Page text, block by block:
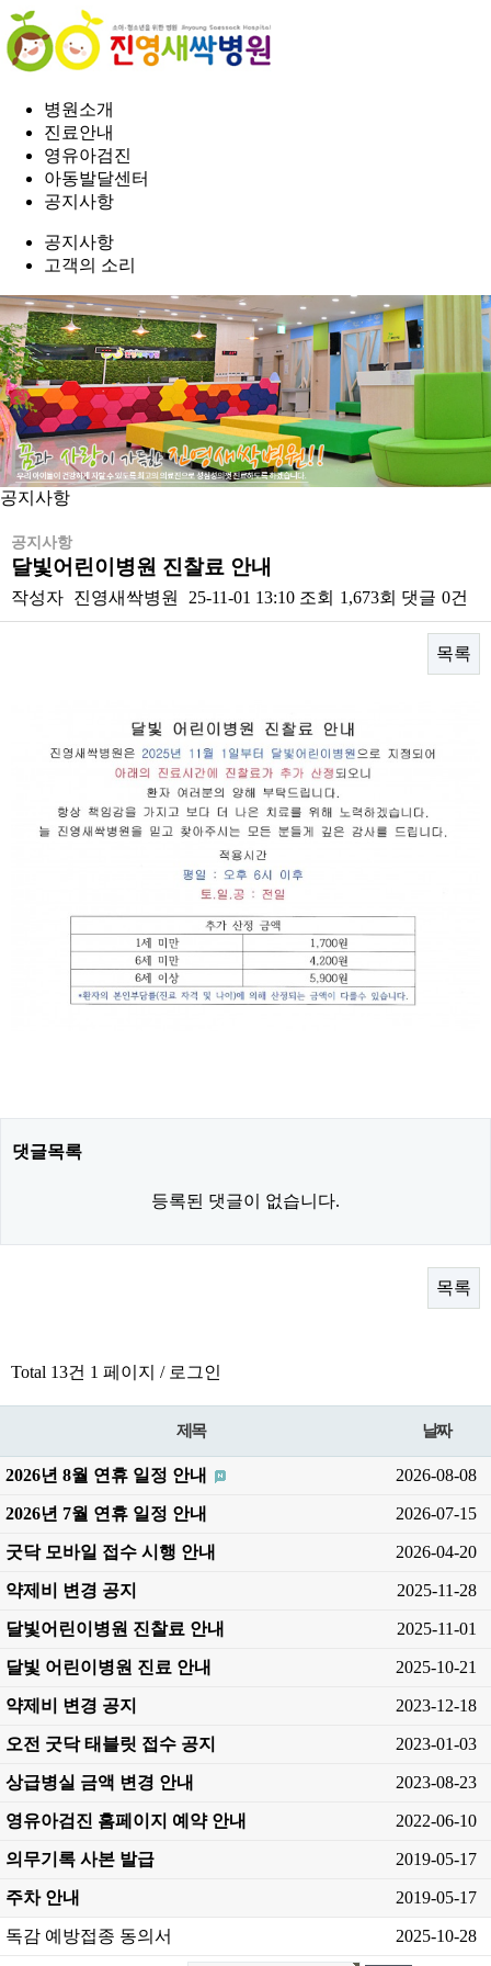
병원소개
진료안내
영유아검진
아동발달센터
공지사항
공지사항
고객의 소리
공지사항
공지사항
달빛어린이병원 진찰료 안내
작성자 진영새싹병원 25-11-01 13:10 조회 1,673회 댓글 0건
목록
댓글목록
등록된 댓글이 없습니다.
목록
Total 13건 1 페이지 / 로그인
제목 날짜
2026년 8월 연휴 일정 안내 2026-08-08
2026년 7월 연휴 일정 안내 2026-07-15
굿닥 모바일 접수 시행 안내 2026-04-20
약제비 변경 공지 2025-11-28
달빛어린이병원 진찰료 안내 2025-11-01
달빛 어린이병원 진료 안내 2025-10-21
약제비 변경 공지 2023-12-18
오전 굿닥 태블릿 접수 공지 2023-01-03
상급병실 금액 변경 안내 2023-08-23
영유아검진 홈페이지 예약 안내 2022-06-10
의무기록 사본 발급 2019-05-17
주차 안내 2019-05-17
독감 예방접종 동의서 2025-10-28